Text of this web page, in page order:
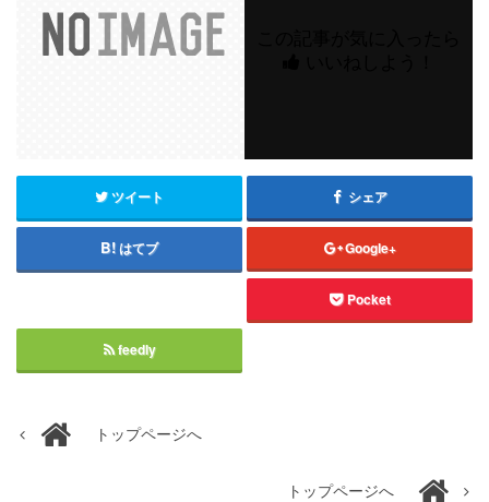
ツイート シェア
はてブ Google+
Pocket
feedly
トップページへ
トップページへ